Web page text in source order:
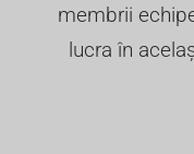
membrii
lucra în